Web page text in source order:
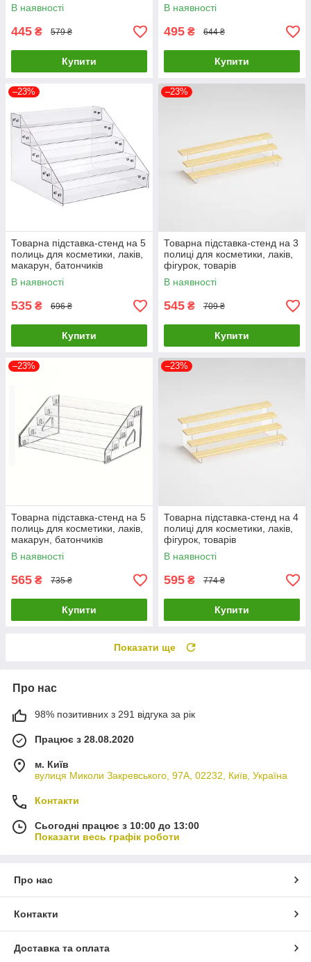
300х170х120мм ( код: TPS-
3p2 )
В наявності
445 ₴ 579 ₴
Купити
300х220х155мм ( код: TPS-
4p2 )
В наявності
495 ₴ 644 ₴
Купити
–23%
Товарна підставка-стенд на 5
полиць для косметики, лаків,
макарун, батончиків
310х270х200мм (код: TPS-
5p)
В наявності
535 ₴ 696 ₴
Купити
–23%
Товарна підставка-стенд на 3
полиці для косметики, лаків,
фігурок, товарів
400х170х120мм ( код: TPS-
3p3 )
В наявності
545 ₴ 709 ₴
Купити
–23%
Товарна підставка-стенд на 5
полиць для косметики, лаків,
макарун, батончиків
313х195х135мм ( код: TPS-
5p1 )
В наявності
565 ₴ 735 ₴
Купити
–23%
Товарна підставка-стенд на 4
полиці для косметики, лаків,
фігурок, товарів
400х220х155мм ( код: TPS-
4p3 )
В наявності
595 ₴ 774 ₴
Купити
Показати ще
Про нас
98% позитивних з 291 відгука за рік
Працює з 28.08.2020
м. Київ
вулиця Миколи Закревського, 97А, 02232, Київ, Україна
Контакти
Сьогодні працює з 10:00 до 13:00
Показати весь графік роботи
Про нас
Контакти
Доставка та оплата